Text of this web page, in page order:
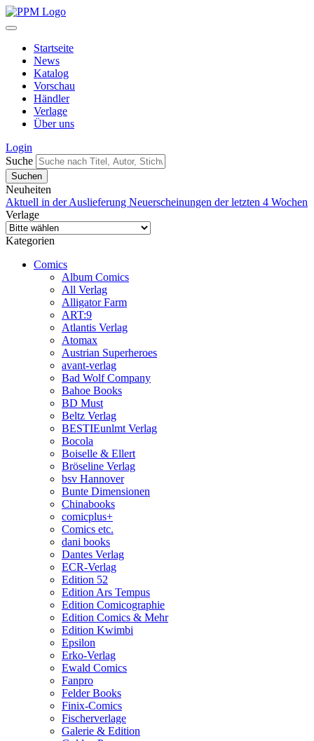
Startseite
News
Katalog
Vorschau
Händler
Verlage
Über uns
Login
Suche
Neuheiten
Aktuell in der Auslieferung Neuerscheinungen der letzten 4 Wochen
Verlage
Kategorien
Comics
Album Comics
All Verlag
Alligator Farm
ART:9
Atlantis Verlag
Atomax
Austrian Superheroes
avant-verlag
Bad Wolf Company
Bahoe Books
BD Must
Beltz Verlag
BESTIEunlmt Verlag
Bocola
Boiselle & Ellert
Bröseline Verlag
bsv Hannover
Bunte Dimensionen
Chinabooks
comicplus+
Comics etc.
dani books
Dantes Verlag
ECR-Verlag
Edition 52
Edition Ars Tempus
Edition Comicographie
Edition Comics & Mehr
Edition Kwimbi
Epsilon
Erko-Verlag
Ewald Comics
Fanpro
Felder Books
Finix-Comics
Fischerverlage
Galerie & Edition